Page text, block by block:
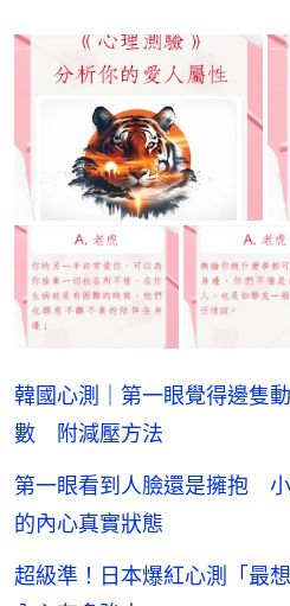
韓國心測｜第一眼覺得邊隻
數 附減壓方法
第一眼看到人臉還是擁抱
的內心真實狀態
超級準！日本爆紅心測「最